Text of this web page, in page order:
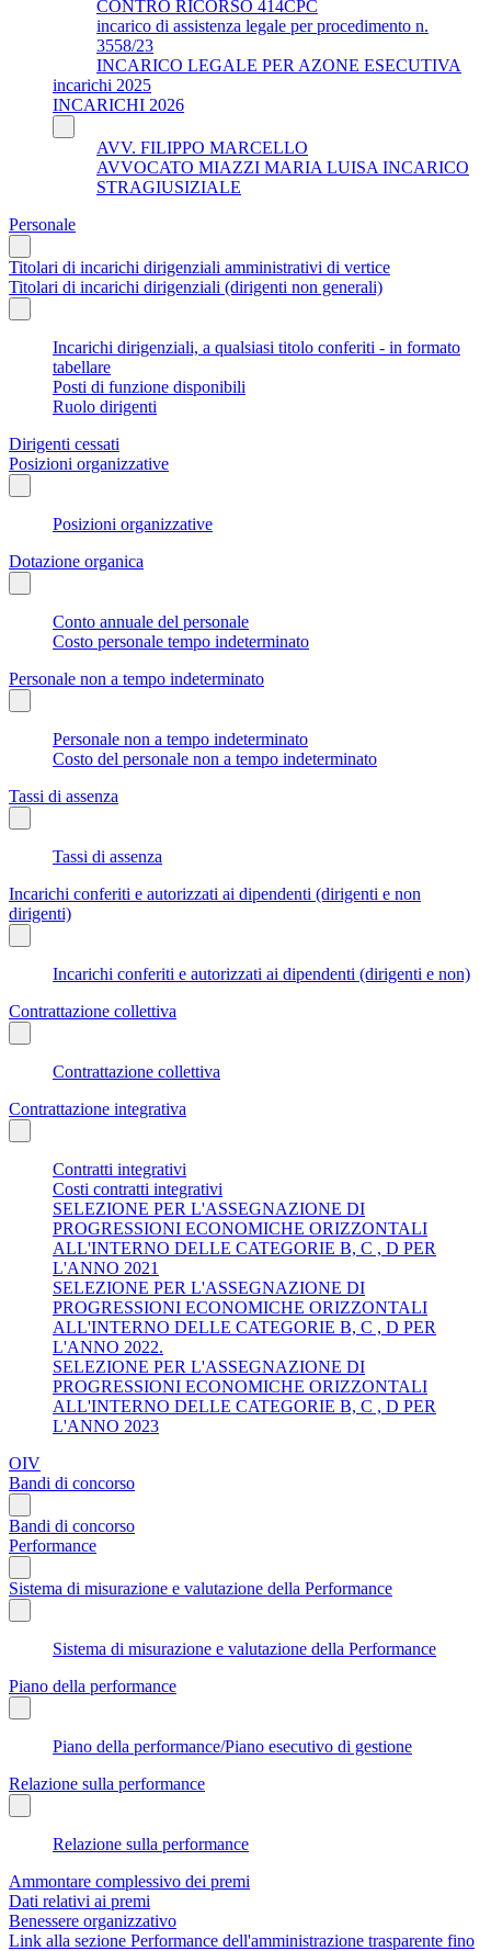
CONTRO RICORSO 414CPC
incarico di assistenza legale per procedimento n.
3558/23
INCARICO LEGALE PER AZONE ESECUTIVA
incarichi 2025
INCARICHI 2026
AVV. FILIPPO MARCELLO
AVVOCATO MIAZZI MARIA LUISA INCARICO
STRAGIUSIZIALE
Personale
Titolari di incarichi dirigenziali amministrativi di vertice
Titolari di incarichi dirigenziali (dirigenti non generali)
Incarichi dirigenziali, a qualsiasi titolo conferiti - in formato
tabellare
Posti di funzione disponibili
Ruolo dirigenti
Dirigenti cessati
Posizioni organizzative
Posizioni organizzative
Dotazione organica
Conto annuale del personale
Costo personale tempo indeterminato
Personale non a tempo indeterminato
Personale non a tempo indeterminato
Costo del personale non a tempo indeterminato
Tassi di assenza
Tassi di assenza
Incarichi conferiti e autorizzati ai dipendenti (dirigenti e non
dirigenti)
Incarichi conferiti e autorizzati ai dipendenti (dirigenti e non)
Contrattazione collettiva
Contrattazione collettiva
Contrattazione integrativa
Contratti integrativi
Costi contratti integrativi
SELEZIONE PER L'ASSEGNAZIONE DI
PROGRESSIONI ECONOMICHE ORIZZONTALI
ALL'INTERNO DELLE CATEGORIE B, C , D PER
L'ANNO 2021
SELEZIONE PER L'ASSEGNAZIONE DI
PROGRESSIONI ECONOMICHE ORIZZONTALI
ALL'INTERNO DELLE CATEGORIE B, C , D PER
L'ANNO 2022.
SELEZIONE PER L'ASSEGNAZIONE DI
PROGRESSIONI ECONOMICHE ORIZZONTALI
ALL'INTERNO DELLE CATEGORIE B, C , D PER
L'ANNO 2023
OIV
Bandi di concorso
Bandi di concorso
Performance
Sistema di misurazione e valutazione della Performance
Sistema di misurazione e valutazione della Performance
Piano della performance
Piano della performance/Piano esecutivo di gestione
Relazione sulla performance
Relazione sulla performance
Ammontare complessivo dei premi
Dati relativi ai premi
Benessere organizzativo
Link alla sezione Performance dell'amministrazione trasparente fino